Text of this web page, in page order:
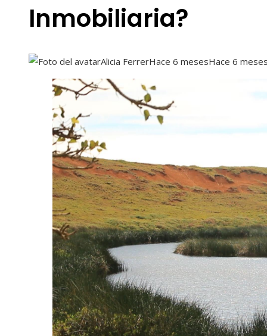
Inmobiliaria?
Alicia FerrerHace 6 mesesHace 6